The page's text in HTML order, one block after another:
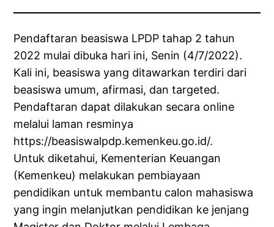
Pendaftaran beasiswa LPDP tahap 2 tahun
2022 mulai dibuka hari ini, Senin (4/7/2022).
Kali ini, beasiswa yang ditawarkan terdiri dari
beasiswa umum, afirmasi, dan targeted.
Pendaftaran dapat dilakukan secara online
melalui laman resminya
https://beasiswalpdp.kemenkeu.go.id/.
Untuk diketahui, Kementerian Keuangan
(Kemenkeu) melakukan pembiayaan
pendidikan untuk membantu calon mahasiswa
yang ingin melanjutkan pendidikan ke jenjang